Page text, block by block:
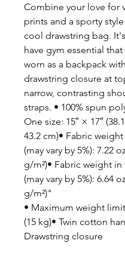
Combine your love for
prints and a sporty
cool drawstring bag.
have gym essential that
worn as a backpack with
drawstring closure at
narrow, contrasting
straps. • 100% spun
One size: 15″ × 17″
43.2 cm)• Fabric
(may vary by 5%): 7.22
g/m²)• Fabric weight in
(may vary by 5%): 6.64
g/m²)"
• Maximum weight
(15 kg)• Twin cotton
Drawstring closure